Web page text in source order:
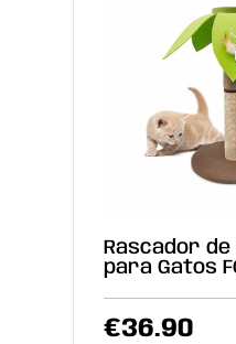
Rascador de
para Gatos
€36.90